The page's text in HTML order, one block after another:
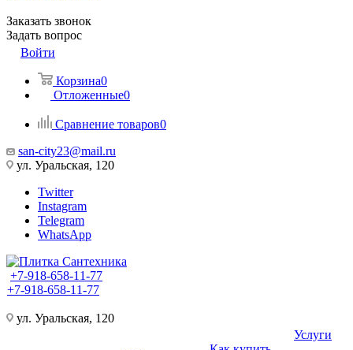
Заказать звонок
Задать вопрос
Войти
Корзина0
Отложенные0
Сравнение товаров0
san-city23@mail.ru
ул. Уральская, 120
Twitter
Instagram
Telegram
WhatsApp
+7-918-658-11-77
+7-918-658-11-77
ул. Уральская, 120
Услуги